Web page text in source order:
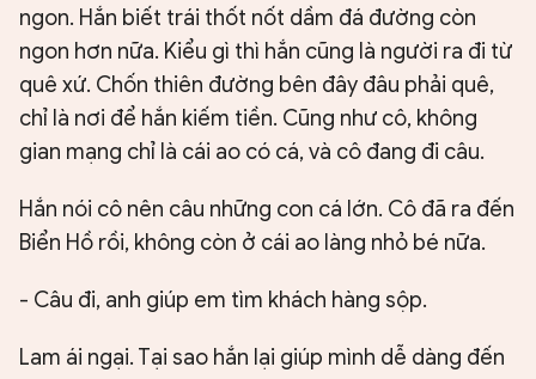
ngon. Hắn biết trái thốt nốt dầm đá đường còn
ngon hơn nữa. Kiểu gì thì hắn cũng là người ra đi từ
quê xứ. Chốn thiên đường bên đây đâu phải quê,
chỉ là nơi để hắn kiếm tiền. Cũng như cô, không
gian mạng chỉ là cái ao có cá, và cô đang đi câu.
Hắn nói cô nên câu những con cá lớn. Cô đã ra đến
Biển Hồ rồi, không còn ở cái ao làng nhỏ bé nữa.
- Câu đi, anh giúp em tìm khách hàng sộp.
Lam ái ngại. Tại sao hắn lại giúp mình dễ dàng đến